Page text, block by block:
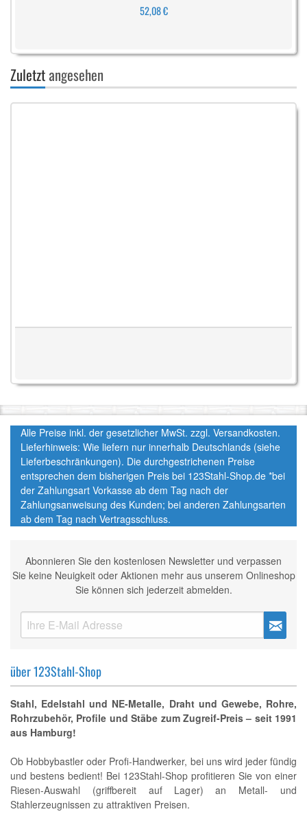
52,08 €
Zuletztangesehen
Alle Preise inkl. der gesetzlicher MwSt. zzgl. Versandkosten.
Lieferhinweis: Wie liefern nur innerhalb Deutschlands (siehe
Lieferbeschränkungen). Die durchgestrichenen Preise
entsprechen dem bisherigen Preis bei 123Stahl-Shop.de *bei
der Zahlungsart Vorkasse ab dem Tag nach der
Zahlungsanweisung des Kunden; bei anderen Zahlungsarten
ab dem Tag nach Vertragsschluss.
Abonnieren Sie den kostenlosen Newsletter und verpassen
Sie keine Neuigkeit oder Aktionen mehr aus unserem Onlineshop
Sie können sich jederzeit abmelden.
über 123Stahl-Shop
Stahl, Edelstahl und NE-Metalle, Draht und Gewebe, Rohre,
Rohrzubehör, Profile und Stäbe zum Zugreif-Preis – seit 1991
aus Hamburg!
Ob Hobbybastler oder Profi-Handwerker, bei uns wird jeder fündig
und bestens bedient! Bei 123Stahl-Shop profitieren Sie von einer
Riesen-Auswahl (griffbereit auf Lager) an Metall- und
Stahlerzeugnissen zu attraktiven Preisen.